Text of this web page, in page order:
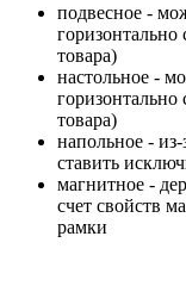
подвесное -
товара)
настольное -
товара)
напольное -
ставить
магнитное -
счет свойств
рамки